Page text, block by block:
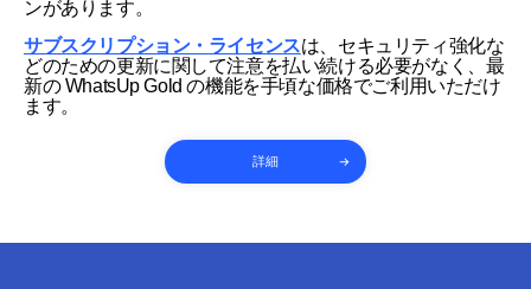
ンがあります。
サブスクリプション・ライセンスは、セキュリティ強化な
どのための更新に関して注意を払い続ける必要がなく、最
新の WhatsUp Gold の機能を手頃な価格でご利用いただけ
ます。
詳細